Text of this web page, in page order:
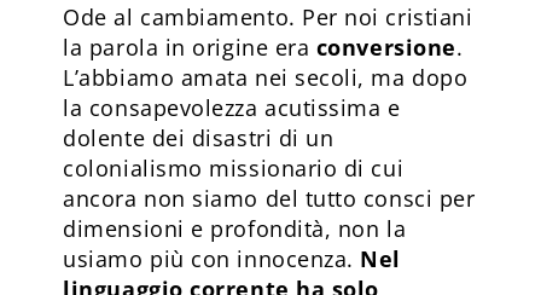
Ode al cambiamento. Per noi cristiani
la parola in origine era conversione.
L’abbiamo amata nei secoli, ma dopo
la consapevolezza acutissima e
dolente dei disastri di un
colonialismo missionario di cui
ancora non siamo del tutto consci per
dimensioni e profondità, non la
usiamo più con innocenza. Nel
linguaggio corrente ha solo